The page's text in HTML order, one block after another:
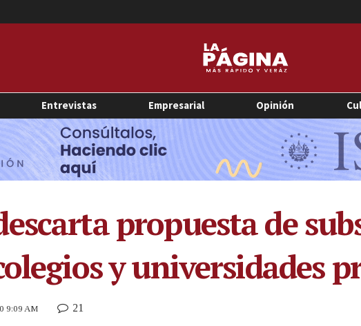
Entrevistas Empresarial Opinión
propuesta de
y universidades
9:09 AM 21